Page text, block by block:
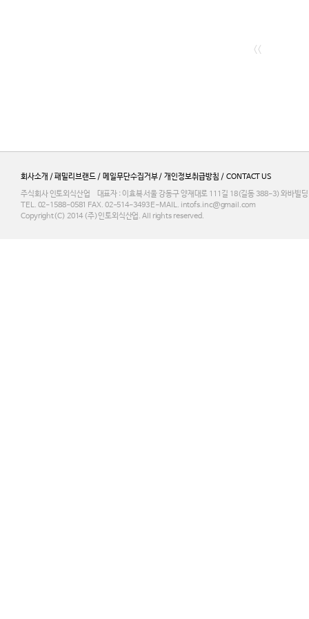
<<
회사소개 / 패밀리브랜드/ 메일무단수집거부/ 개인정보취급방침 / CONTACT US
주식회사 인토외식산업 대표자 : 이효복 서울 강동구 양재대로 111길 18(길동 388-3) 와바빌
TEL. 02-1588-0581 FAX. 02-514-3493 E-MAIL. intofs.inc@gmail.com
Copyright(C) 2014 (주)인토외식산업. All rights reserved.